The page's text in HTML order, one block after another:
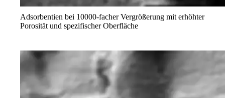
Adsorbentien bei 10000-facher Vergrößerung mit erhöhter
Porosität und spezifischer Oberfläche